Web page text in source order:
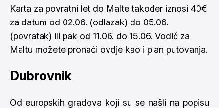
Karta za povratni let do Malte također iznosi 40€
za datum od 02.06. (odlazak) do 05.06.
(povratak) ili pak od 11.06. do 15.06. Vodič za
Maltu možete pronaći ovdje kao i plan putovanja.
Dubrovnik
Od europskih gradova koji su se našli na popisu